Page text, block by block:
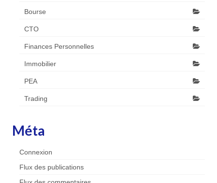
Bourse
CTO
Finances Personnelles
Immobilier
PEA
Trading
Méta
Connexion
Flux des publications